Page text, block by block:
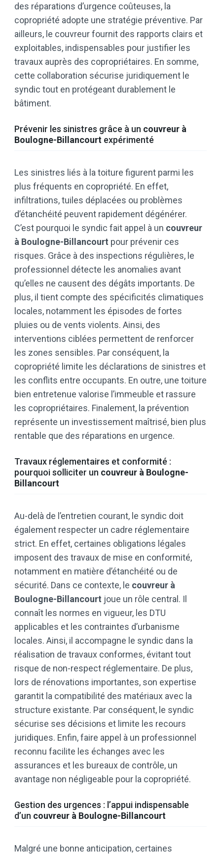
des réparations d’urgence coûteuses, la
copropriété adopte une stratégie préventive. Par
ailleurs, le couvreur fournit des rapports clairs et
exploitables, indispensables pour justifier les
travaux auprès des copropriétaires. En somme,
cette collaboration sécurise juridiquement le
syndic tout en protégeant durablement le
bâtiment.
Prévenir les sinistres grâce à un couvreur à
Boulogne-Billancourt expérimenté
Les sinistres liés à la toiture figurent parmi les
plus fréquents en copropriété. En effet,
infiltrations, tuiles déplacées ou problèmes
d’étanchéité peuvent rapidement dégénérer.
C’est pourquoi le syndic fait appel à un couvreur
à Boulogne-Billancourt pour prévenir ces
risques. Grâce à des inspections régulières, le
professionnel détecte les anomalies avant
qu’elles ne causent des dégâts importants. De
plus, il tient compte des spécificités climatiques
locales, notamment les épisodes de fortes
pluies ou de vents violents. Ainsi, des
interventions ciblées permettent de renforcer
les zones sensibles. Par conséquent, la
copropriété limite les déclarations de sinistres et
les conflits entre occupants. En outre, une toiture
bien entretenue valorise l’immeuble et rassure
les copropriétaires. Finalement, la prévention
représente un investissement maîtrisé, bien plus
rentable que des réparations en urgence.
Travaux réglementaires et conformité :
pourquoi solliciter un couvreur à Boulogne-
Billancourt
Au-delà de l’entretien courant, le syndic doit
également respecter un cadre réglementaire
strict. En effet, certaines obligations légales
imposent des travaux de mise en conformité,
notamment en matière d’étanchéité ou de
sécurité. Dans ce contexte, le couvreur à
Boulogne-Billancourt joue un rôle central. Il
connaît les normes en vigueur, les DTU
applicables et les contraintes d’urbanisme
locales. Ainsi, il accompagne le syndic dans la
réalisation de travaux conformes, évitant tout
risque de non-respect réglementaire. De plus,
lors de rénovations importantes, son expertise
garantit la compatibilité des matériaux avec la
structure existante. Par conséquent, le syndic
sécurise ses décisions et limite les recours
juridiques. Enfin, faire appel à un professionnel
reconnu facilite les échanges avec les
assurances et les bureaux de contrôle, un
avantage non négligeable pour la copropriété.
Gestion des urgences : l’appui indispensable
d’un couvreur à Boulogne-Billancourt
Malgré une bonne anticipation, certaines